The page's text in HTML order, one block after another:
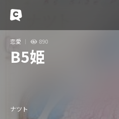
恋愛 890
B5姫
ナツト